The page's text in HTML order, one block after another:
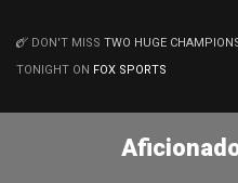
MATCHES
DON'T MISS TWO HUGE
TONIGHT ON FOX SPORTS